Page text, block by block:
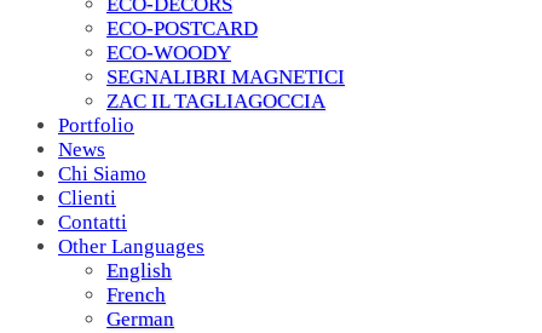
ECO-POSTCARD
ECO-WOODY
SEGNALIBRI MAGNETICI
ZAC IL TAGLIAGOCCIA
Portfolio
News
Chi Siamo
Clienti
Contatti
Other Languages
English
French
German